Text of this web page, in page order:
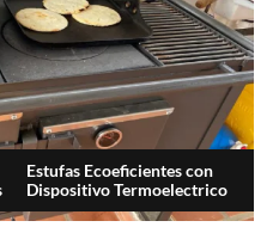
Estufas Ecoeficientes con
Dispositivo Termoelectrico